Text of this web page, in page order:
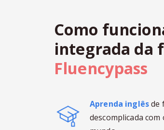
Como
integrada da
Fluencypass
Aprenda inglêsde
descomplicada